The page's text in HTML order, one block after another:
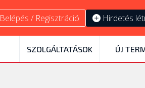
Belépés / Regisztráció Hirdetés
SZOLGÁLTATÁSOK ÚJ